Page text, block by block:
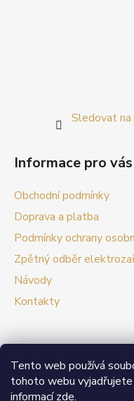
Tento web používá
tohoto webu vyjadřujete
informacízde.
Sledovat na
Informace pro vás
Obchodní podmínky
Doprava a platba
Podmínky ochrany
Zpětný odběr
Návody
Kontakty